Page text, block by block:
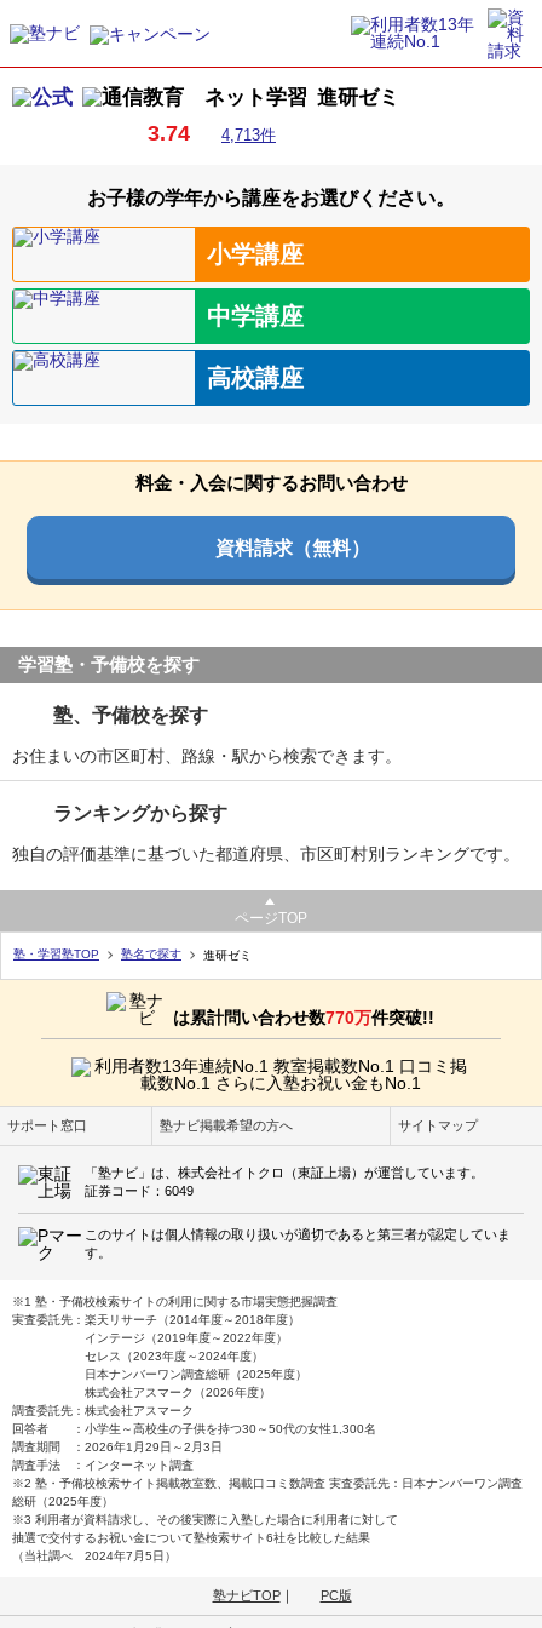
進研ゼミ
3.74 4,713件
お子様の学年から講座をお選びください。
小学講座
中学講座
高校講座
料金・入会に関するお問い合わせ
資料請求 （無料）
学習塾・予備校を探す
塾、予備校を探す
お住まいの市区町村、路線・駅から検索できます。
ランキングから探す
独自の評価基準に基づいた都道府県、市区町村別ランキングです。
ページTOP
塾・学習塾TOP 塾名で探す 進研ゼミ
は累計問い合わせ数770万件突破!!
サポート窓口 塾ナビ掲載希望の方へ サイトマップ
「塾ナビ」は、株式会社イトクロ（東証上場）が運営しています。
証券コード：6049
このサイトは個人情報の取り扱いが適切であると第三者が認定していま
す。
※1 塾・予備校検索サイトの利用に関する市場実態把握調査
実査委託先：楽天リサーチ（2014年度～2018年度）
インテージ（2019年度～2022年度）
セレス（2023年度～2024年度）
日本ナンバーワン調査総研（2025年度）
株式会社アスマーク（2026年度）
調査委託先：株式会社アスマーク
回答者 ：小学生～高校生の子供を持つ30～50代の女性1,300名
調査期間 ：2026年1月29日～2月3日
調査手法 ：インターネット調査
※2 塾・予備校検索サイト掲載教室数、掲載口コミ数調査 実査委託先：日本ナンバーワン調査
総研（2025年度）
※3 利用者が資料請求し、その後実際に入塾した場合に利用者に対して
抽選で交付するお祝い金について塾検索サイト6社を比較した結果
（当社調べ 2024年7月5日）
塾ナビTOP｜ PC版